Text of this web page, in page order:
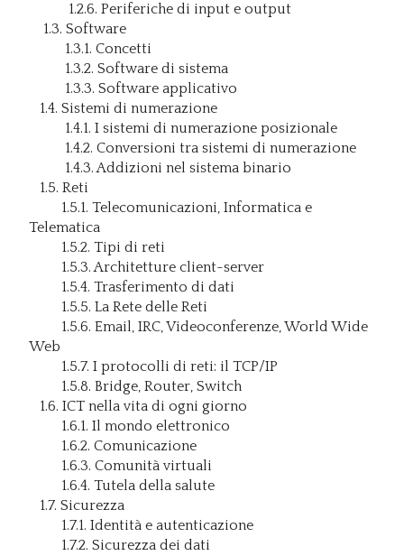
1.2.6. Periferiche di input e output
1.3. Software
1.3.1. Concetti
1.3.2. Software di sistema
1.3.3. Software applicativo
1.4. Sistemi di numerazione
1.4.1. I sistemi di numerazione posizionale
1.4.2. Conversioni tra sistemi di numerazione
1.4.3. Addizioni nel sistema binario
1.5. Reti
1.5.1. Telecomunicazioni, Informatica e
Telematica
1.5.2. Tipi di reti
1.5.3. Architetture client-server
1.5.4. Trasferimento di dati
1.5.5. La Rete delle Reti
1.5.6. Email, IRC, Videoconferenze, World Wide
Web
1.5.7. I protocolli di reti: il TCP/IP
1.5.8. Bridge, Router, Switch
1.6. ICT nella vita di ogni giorno
1.6.1. Il mondo elettronico
1.6.2. Comunicazione
1.6.3. Comunità virtuali
1.6.4. Tutela della salute
1.7. Sicurezza
1.7.1. Identità e autenticazione
1.7.2. Sicurezza dei dati